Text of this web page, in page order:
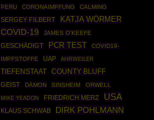
PERU
CORONAIMPFUNG CALMING
SERGEY FILBERT KATJA WÖRMER
COVID-19 JAMES O'KEEFE
GESCHÄDIGT PCR TEST
COVID19-
IMPFSTOFFE
UAP AHRWEILER
TIEFENSTAAT COUNTY BLUFF
GEIST DÄMON SINSHEIM ORWELL
MIKE YEADON FRIEDRICH MERZ USA
KLAUS SCHWAB DIRK POHLMANN